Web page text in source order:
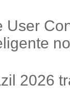
User
2026